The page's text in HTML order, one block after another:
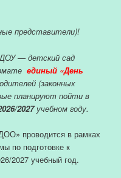
представители)!
— детский сад
единый «День
(законных
планируют пойти в
2027учебном году.
проводится в рамках
по подготовке к
2027 учебный год.